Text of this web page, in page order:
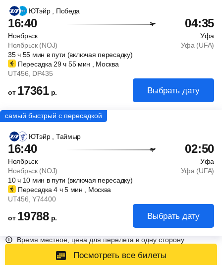
ЮТэйр , Победа
16:40 04:35
Ноябрьск
Уфа
Ноябрьск (NOJ)
Уфа (UFA)
35ч55 мин в пути (включая пересадку)
Пересадка 29ч 55 мин , Москва
UT456 , DP435
от 17361 р. Выбрать дату
ЮТэйр , Таймыр
16:40 02:50
Ноябрьск
Уфа
Ноябрьск (NOJ)
Уфа (UFA)
10ч10 мин в пути (включая пересадку)
Пересадка 4 ч5 мин , Москва
UT456 , Y74400
от 19788 р. Выбрать дату
Время местное, цена для перелета в одну сторону
Посмотреть все билеты